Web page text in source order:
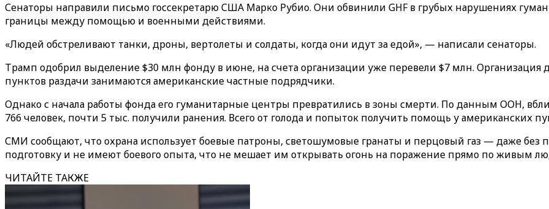
Сенаторы направили письмо госсекретарю США Марко Рубио. Они обвинили GHF в грубых нарушениях
границы между помощью и военными действиями.
«Людей обстреливают танки, дроны, вертолеты и солдаты, когда они идут за едой», — написали сенаторы.
Трамп одобрил выделение $30 млн фонду в июне, на счета организации уже перевели $7 млн.
пунктов раздачи занимаются американские частные подрядчики.
Однако с начала работы фонда его гуманитарные центры превратились в зоны смерти. По данным ООН,
766 человек, почти 5 тыс. получили ранения. Всего от голода и попыток получить помощь у американских
СМИ сообщают, что охрана использует боевые патроны, светошумовые гранаты и перцовый газ — даже
подготовку и не имеют боевого опыта, что не мешает им открывать огонь на поражение прямо по живым
ЧИТАЙТЕ ТАКЖЕ